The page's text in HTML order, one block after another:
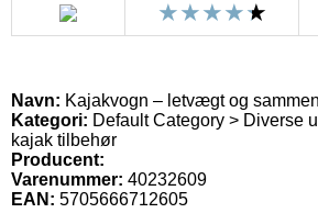
Navn: Kajakvogn – letvægt og
Kategori: Default Category > Diverse
kajak tilbehør
Producent:
Varenummer: 40232609
EAN: 5705666712605